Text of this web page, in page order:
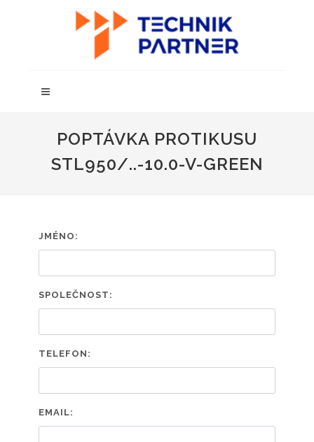
POPTÁVKA PROTIKUSU
STL950/..-10.0-V-GREEN
JMÉNO:
SPOLEČNOST:
TELEFON:
EMAIL: